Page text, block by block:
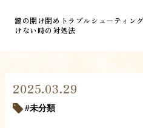
鍵の開け閉めトラブルシューティン
けない時の対処法
2025.03.29
未分類